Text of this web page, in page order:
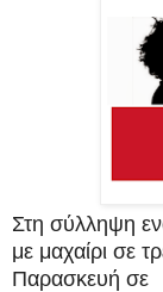
Στη σύλληψη
με μαχαίρι σε
Παρασκευή σε